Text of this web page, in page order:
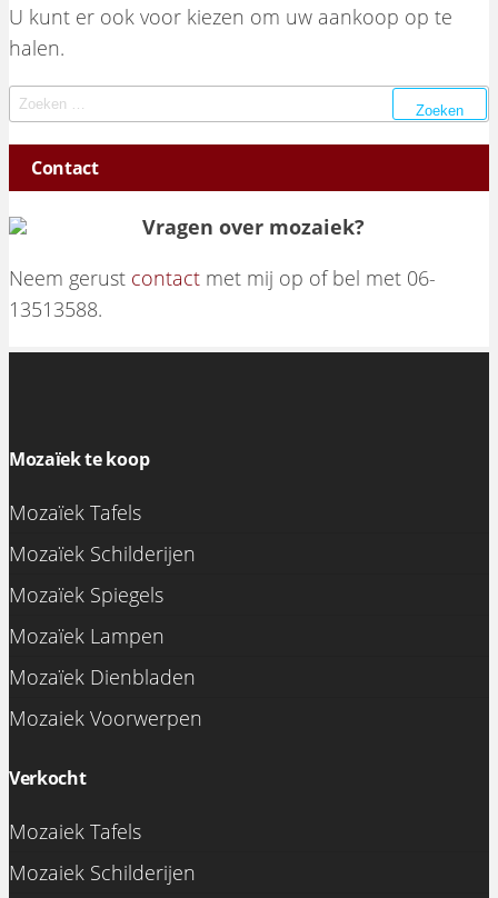
U kunt er ook voor kiezen om uw aankoop op te
halen.
Zoeken naar:
Contact
Vragen over mozaiek?
Neem gerust contact met mij op of bel met 06-
13513588.
Mozaïek te koop
Mozaïek Tafels
Mozaïek Schilderijen
Mozaïek Spiegels
Mozaïek Lampen
Mozaïek Dienbladen
Mozaiek Voorwerpen
Verkocht
Mozaiek Tafels
Mozaiek Schilderijen